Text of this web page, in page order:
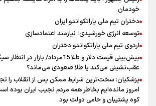
خودمان
دختران تیم ملی پاراتکواندو ایران
توسعه انرژی خورشیدی؛ نیازمند اعتمادسازی
اردوی تیم ملی پاراتکواندو دختران
پیش‌بینی قیمت دلار و طلا 15مرداد/ بازار
عقب‌نشینی می‌کند یا طلا صعودی می‌ماند؟
پزشکیان: سخت‌ترین شرایط ممکن پس از انقلاب را
امروز مانده‌ایم بخاطر همه‌ مردم نجیب ایران بوده
کوه پشتیبان و حامی دولت بود